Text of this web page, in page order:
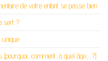
de votre enfant se passe bien
sert ?
unique
(pourquoi, comment, à quel âge,…?)